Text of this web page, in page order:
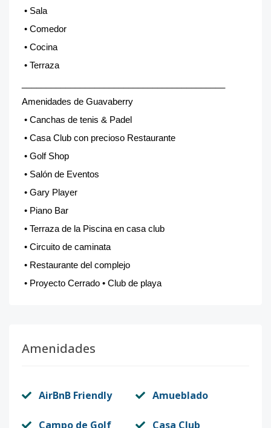
• Sala
• Comedor
• Cocina
• Terraza
Amenidades de Guavaberry
• Canchas de tenis & Padel
• Casa Club con precioso Restaurante
• Golf Shop
• Salón de Eventos
• Gary Player
• Piano Bar
• Terraza de la Piscina en casa club
• Circuito de caminata
• Restaurante del complejo
• Proyecto Cerrado • Club de playa
Amenidades
AirBnB Friendly Amueblado
Campo de Golf Casa Club